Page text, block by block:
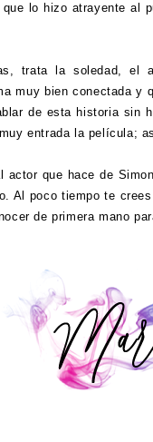
lo hizo atrayente al
trata la soledad, el
muy bien conectada y
de esta historia sin
entrada la película;
actor que hace de
Al poco tiempo te
de primera mano